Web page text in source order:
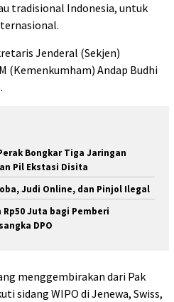
tradisional Indonesia, untuk
Jenderal (Sekjen)
(Kemenkumham) Andap Budhi
Bongkar Tiga Jaringan
Pil Ekstasi Disita
Judi Online, dan Pinjol Ilegal
Juta bagi Pemberi
DPO
menggembirakan dari Pak
sidang WIPO di Jenewa, Swiss,